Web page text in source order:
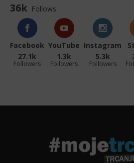
36k Follows
Facebook
27.1k
Followers
YouTube
1.3k
Followers
Instagram
5.3k
Followers